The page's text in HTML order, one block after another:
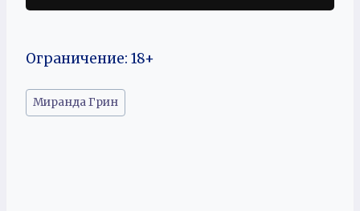
Ограничение: 18+
Метки
записи:
Миранда Грин